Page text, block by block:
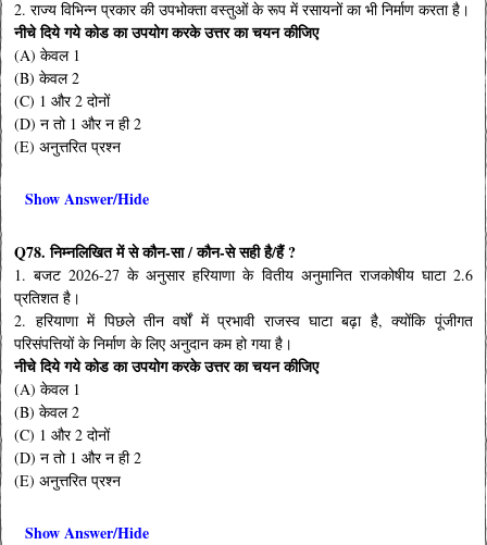
2. राज्य विभिन्न प्रकार की उपभोक्ता वस्तुओं के रूप में रसायनों का भी निर्माण करता है।
नीचे दिये गये कोड का उपयोग करके उत्तर का चयन कीजिए
(A) केवल 1
(B) केवल 2
(C) 1 और 2 दोनों
(D) न तो 1 और न ही 2
(E) अनुत्तरित प्रश्न
Show Answer/Hide
Q78. निम्नलिखित में से कौन-सा / कौन-से सही है/हैं ?
1. बजट 2026-27 के अनुसार हरियाणा के वितीय अनुमानित राजकोषीय घाटा 2.6
प्रतिशत है।
2. हरियाणा में पिछले तीन वर्षों में प्रभावी राजस्व घाटा बढ़ा है, क्योंकि पूंजीगत
परिसंपत्तियों के निर्माण के लिए अनुदान कम हो गया है।
नीचे दिये गये कोड का उपयोग करके उत्तर का चयन कीजिए
(A) केवल 1
(B) केवल 2
(C) 1 और 2 दोनों
(D) न तो 1 और न ही 2
(E) अनुत्तरित प्रश्न
Show Answer/Hide